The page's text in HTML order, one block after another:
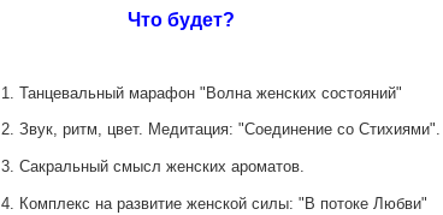
Что будет?
1. Танцевальный марафон "Волна женских состояний"
2. Звук, ритм, цвет. Медитация: "Соединение со Стихиями".
3. Сакральный смысл женских ароматов.
4. Комплекс на развитие женской силы: "В потоке Любви"